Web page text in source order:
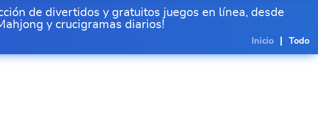
de divertidos y gratuitos juegos en línea, desde
y crucigramas diarios!
Inicio Todo